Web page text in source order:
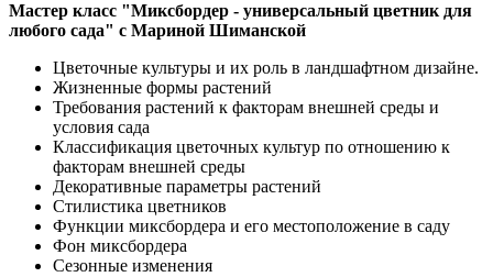
Мастер класс "Миксбордер - универсальный цветник для
любого сада" с Мариной Шиманской
Цветочные культуры и их роль в ландшафтном дизайне.
Жизненные формы растений
Требования растений к факторам внешней среды и
условия сада
Классификация цветочных культур по отношению к
факторам внешней среды
Декоративные параметры растений
Стилистика цветников
Функции миксбордера и его местоположение в саду
Фон миксбордера
Сезонные изменения